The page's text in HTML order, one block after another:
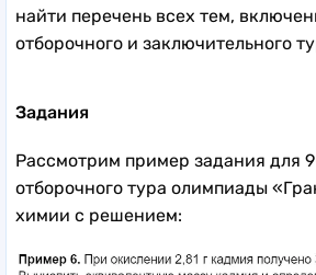
найти перечень всех тем,
отборочного и заключительного
Задания
Рассмотрим пример задания для
отборочного тура олимпиады
химии с решением: